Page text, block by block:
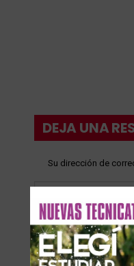
DEJA UNA
Su dirección de